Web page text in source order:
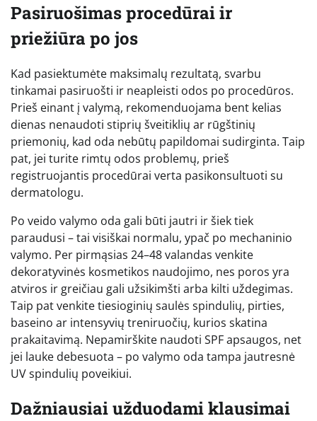
Pasiruošimas procedūrai ir
priežiūra po jos
Kad pasiektumėte maksimalų rezultatą, svarbu
tinkamai pasiruošti ir neapleisti odos po procedūros.
Prieš einant į valymą, rekomenduojama bent kelias
dienas nenaudoti stiprių šveitiklių ar rūgštinių
priemonių, kad oda nebūtų papildomai sudirginta. Taip
pat, jei turite rimtų odos problemų, prieš
registruojantis procedūrai verta pasikonsultuoti su
dermatologu.
Po veido valymo oda gali būti jautri ir šiek tiek
paraudusi – tai visiškai normalu, ypač po mechaninio
valymo. Per pirmąsias 24–48 valandas venkite
dekoratyvinės kosmetikos naudojimo, nes poros yra
atviros ir greičiau gali užsikimšti arba kilti uždegimas.
Taip pat venkite tiesioginių saulės spindulių, pirties,
baseino ar intensyvių treniruočių, kurios skatina
prakaitavimą. Nepamirškite naudoti SPF apsaugos, net
jei lauke debesuota – po valymo oda tampa jautresnė
UV spindulių poveikiui.
Dažniausiai užduodami klausimai